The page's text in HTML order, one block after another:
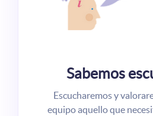
Sabemos
Escucharemos y
equipo aquello que